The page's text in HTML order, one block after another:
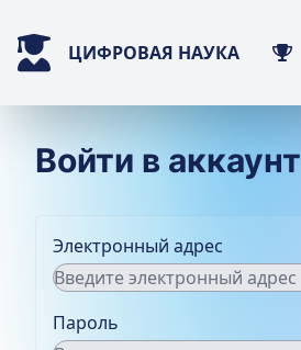
ЦИФРОВАЯ НАУКА
Войти в аккаунт
Электронный адрес
Пароль